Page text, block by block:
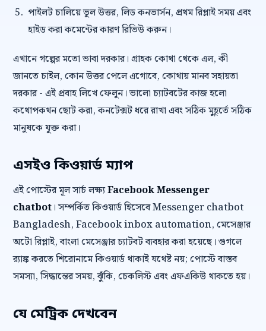
পাইলট চালিয়ে ভুল উত্তর, লিড কনভার্সন, প্রথম রিপ্লাই সময় এবং
হাইড করা কমেন্টের কারণ রিভিউ করুন।
এখানে গল্পের মতো ভাবা দরকার। গ্রাহক কোথা থেকে এল, কী
জানতে চাইল, কোন উত্তর পেলে এগোবে, কোথায় মানব সহায়তা
দরকার - এই প্রবাহ লিখে ফেলুন। ভালো চ্যাটবটের কাজ হলো
কথোপকথন ছোট করা, কনটেক্সট ধরে রাখা এবং সঠিক মুহূর্তে সঠিক
মানুষকে যুক্ত করা।
এসইও কিওয়ার্ড ম্যাপ
এই পোস্টের মূল সার্চ লক্ষ্যFacebook Messenger
chatbot । সম্পর্কিত কিওয়ার্ড হিসেবে Messenger chatbot
Bangladesh, Facebook inbox automation, মেসেঞ্জার
অটো রিপ্লাই, বাংলা মেসেঞ্জার চ্যাটবট ব্যবহার করা হয়েছে। গুগলে
র‍্যাঙ্ক করতে শিরোনামে কিওয়ার্ড থাকাই যথেষ্ট নয়; পোস্টে বাস্তব
সমস্যা, সিদ্ধান্তের সময়, ঝুঁকি, চেকলিস্ট এবং এফএকিউ থাকতে হয়।
যে মেট্রিক দেখবেন